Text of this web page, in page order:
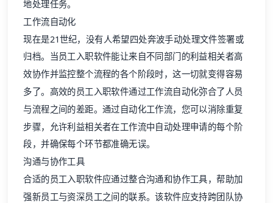
地处理任务。
工作流自动化
现在是21世纪，没有人希望四处奔波手动处理文件签署或
归档。当员工入职软件能让来自不同部门的利益相关者高
效协作并监控整个流程的各个阶段时，这一切就变得容易
多了。高效的员工入职软件通过工作流自动化弥合了人员
与流程之间的差距。通过自动化工作流，您可以消除重复
步骤，允许利益相关者在工作流中自动处理申请的每个阶
段，并确保每个环节都准确无误。
沟通与协作工具
合适的员工入职软件应通过整合沟通和协作工具，帮助加
强新员工与资深员工之间的联系。该软件应支持跨团队协